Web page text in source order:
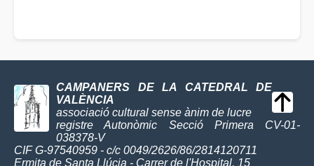
CAMPANERS DE LA CATEDRAL DE
VALÈNCIA
associació cultural sense ànim de lucre
registre Autonòmic Secció Primera CV-01-
038378-V
CIF G-97540959 - c/c 0049/2626/86/2814120711
Ermita de Santa Llúcia - Carrer de l'Hospital, 15